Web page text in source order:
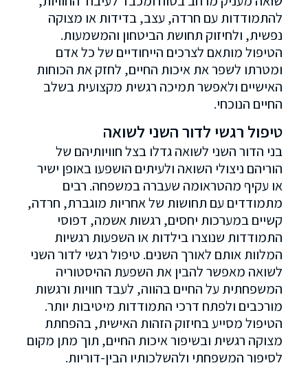
להתמודדות עם חרדה, עצב, בדידות או מצוקה
נפשית, ולחיזוק תחושת הביטחון והמשמעות.
הטיפול מותאם לצרכים הייחודיים של כל אדם
ומטרתו לשפר את איכות החיים, לחזק את הכוחות
האישיים ולאפשר תמיכה רגשית מקצועית בשלב
החיים הנוכחי.
טיפול רגשי לדור השני לשואה
בני הדור השני לשואה גדלו בצל חוויותיהם של
הוריהם ניצולי השואה ולעיתים הושפעו באופן ישיר
או עקיף מהטראומה שעברה במשפחה. רבים
מתמודדים עם תחושות של אחריות מוגברת, חרדה,
קשיים במערכות יחסים, רגשות אשמה, דפוסי
התמודדות שנוצרו בילדות או השפעות רגשיות
המלוות אותם לאורך השנים. טיפול רגשי לדור השני
לשואה מאפשר להבין את השפעת ההיסטוריה
המשפחתית על החיים בהווה, לעבד חוויות ורגשות
מורכבים ולפתח דרכי התמודדות מיטיבות יותר.
הטיפול מסייע בחיזוק הזהות האישית, בהפחתת
מצוקה רגשית ובשיפור איכות החיים, תוך מתן מקום
לסיפור המשפחתי ולהשלכותיו הבין-דוריות.